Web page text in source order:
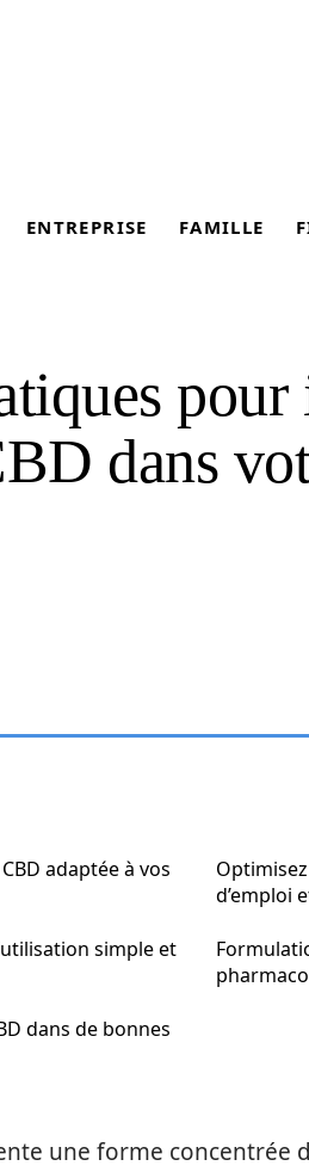
ENTREPRISE FAMILLE
pour
dans
adaptée à vos
simple et
dans de bonnes
d’emploi
une forme